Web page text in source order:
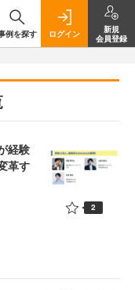
例を探す ログイン
新規
会員登録
経験
革す
2